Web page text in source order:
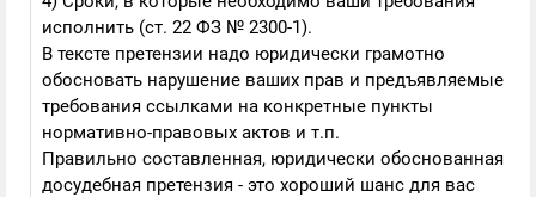
исполнить (ст. 22 ФЗ № 2300-1).
В тексте претензии надо юридически грамотно
обосновать нарушение ваших прав и предъявляемые
требования ссылками на конкретные пункты
нормативно-правовых актов и т.п.
Правильно составленная, юридически обоснованная
досудебная претензия - это хороший шанс для вас